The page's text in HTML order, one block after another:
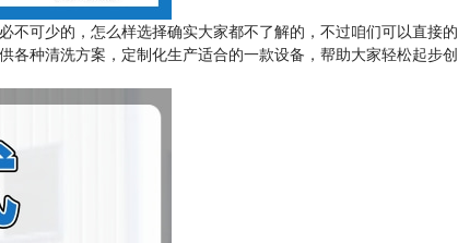
可少的，怎么样选择确实大家都不了解的，不过咱们可以直接的
种清洗方案，定制化生产适合的一款设备，帮助大家轻松起步创